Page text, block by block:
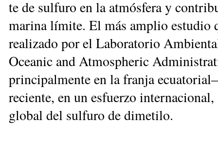
te de sul­fu­ro en la at­mós­fe­ra y
ma­ri­na lí­mi­te. El más am­plio es­tu­dio
rea­li­za­do por el La­bo­ra­to­rio
Ocea­nic and At­mosp­he­ric
prin­ci­pal­mente en la fran­ja
re­cien­te, en un es­fuer­zo
glo­bal del sul­fu­ro de di­me­ti­lo.